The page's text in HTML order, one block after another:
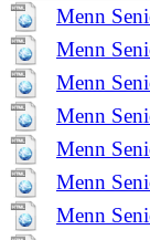
Menn
Menn
Menn
Menn
Menn
Menn
Menn